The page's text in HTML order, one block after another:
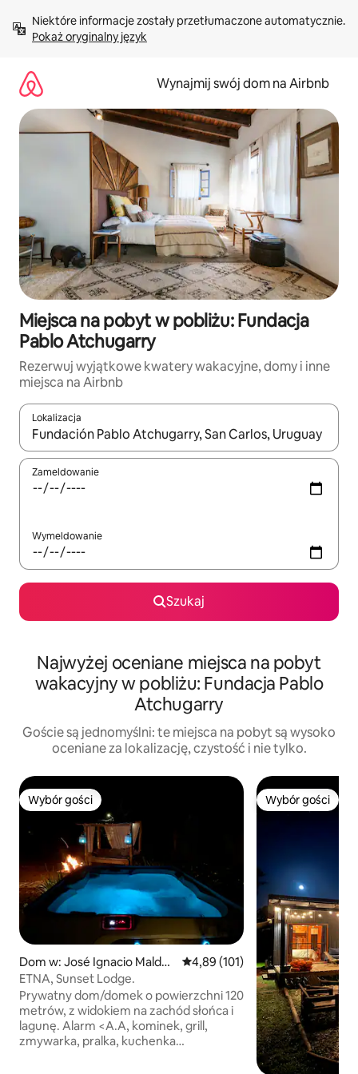
treści Pokaż oryginalny język
Wynajmij swój dom na Airbnb
Miejsca na pobyt w pobliżu: Fundacja
Pablo Atchugarry
Rezerwuj wyjątkowe kwatery wakacyjne, domy i inne
miejsca na Airbnb
Lokalizacja
Gdy wyniki będą dostępne, możesz poruszać się po nich za
Zameldowanie
Wymeldowanie
Szukaj
Najwyżej oceniane miejsca na pobyt
wakacyjny w pobliżu: Fundacja Pablo
Atchugarry
Goście są jednomyślni: te miejsca na pobyt są wysoko
oceniane za lokalizację, czystość i nie tylko.
Wybór gości
Wybór gości
Dom w: José Ignacio Maldon
ado
Średnia ocena: 4,89 na 5, liczba
4,89 (101)
ETNA, Sunset Lodge.
Prywatny dom/domek o powierzchni 120
metrów, z widokiem na zachód słońca i
lagunę. Alarm <A.A, kominek, grill,
zmywarka, pralka, kuchenka
Wybór gości
Wybór gości